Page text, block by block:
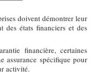
doivent démontrer leur
des états financiers et des
financière, certaines
assurance spécifique pour
activité.